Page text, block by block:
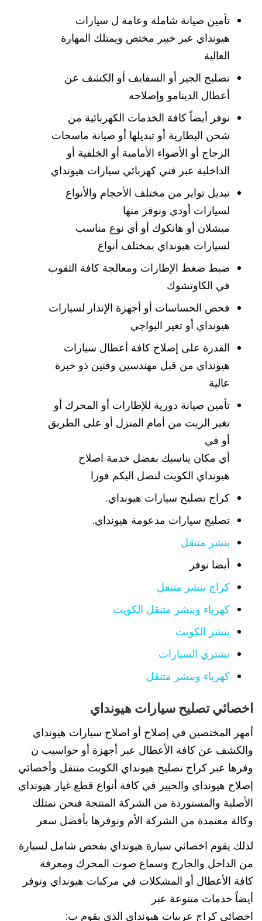
تأمين صيانة شاملة وعامة ل سيارات
هيونداي عبر خبير مختص ويمتلك المهارة
العالية
تصليح الجير أو السفايف أو الكشف عن
أعطال الدينامو وإصلاحه
نوفر أيضاً كافة الخدمات الكهربائية من
شحن البطارية أو تبديلها أو صيانة ماسحات
الزجاج أو الأضواء الأمامية أو الخلفية أو
الداخلية عبر فني كهربائي سيارات هيونداي
تبديل تواير من مختلف الأحجام والأنواع
لسيارات أودي ونوفر منها
ميشلان أو هانكوك أو أي نوع مناسب
لسيارات هيونداي بمختلف أنواع
ضبط ضغط الإطارات ومعالجة كافة الثقوب
في الكاوتشوك
فحص الحساسات أو أجهزة الإنذار لسيارات
هيونداي أو تغير البواجي
القدرة على إصلاح كافة أعطال سيارات
هيونداي من قبل مهندسين وفنين ذو خبرة
عالية
تأمين صيانة دورية للإطارات أو المحرك أو
تغير الزيت من أمام المنزل أو على الطريق
أو في
أي مكان يناسبك بفضل خدمة اصلاح
هيونداي الكويت لنصل اليكم فورا
كراج تصليح سيارات هيونداي.
تصليح سيارات مدعومة هيونداي.
بنشر متنقل
أيضا نوفر
كراج بنشر متنقل
كهرباء وبنشر متنقل الكويت
بنشر الكويت
نشتري السيارات
كهرباء وبنشر متنقل
اخصائي تصليح سيارات هيونداي
أمهر المختصين في إصلاح أو اصلاح سيارات هيونداي
والكشف عن كافة الأعطال عبر أجهزة أو حواسيب ن
وفرها عبر كراج تصليح هيونداي الكويت متنقل وأخصائي
إصلاح هيونداي والخبير في كافة أنواع قطع غيار هيونداي
الأصلية والمستوردة من الشركة المنتجة فنحن نمتلك
وكالة معتمدة من الشركة الأم ونوفرها بأفضل سعر
لذلك يقوم اخصائي سيارة هيونداي بفحص شامل لسيارة
من الداخل والخارج وسماع صوت المحرك ومعرفة
كافة الأعطال أو المشكلات في مركبات هيونداي ونوفر
أيضاً خدمات متنوعة عبر
اخصائي كراج عربيات هيونداي الذي يقوم ب: